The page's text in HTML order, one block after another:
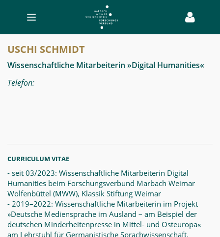
Toggle
navigation
Schmidt
-
MWW-
USCHI SCHMIDT
Wissenschaftliche Mitarbeiterin »Digital Humanities«
Telefon:
CURRICULUM VITAE
- seit 03/2023: Wissenschaftliche Mitarbeiterin Digital
Humanities beim Forschungsverbund Marbach Weimar
Wolfenbüttel (MWW), Klassik Stiftung Weimar
- 2019–2022: Wissenschaftliche Mitarbeiterin im Projekt
»Deutsche Mediensprache im Ausland – am Beispiel der
deutschen Minderheitenpresse in Mittel- und Osteuropa«
am Lehrstuhl für Germanistische Sprachwissenschaft,